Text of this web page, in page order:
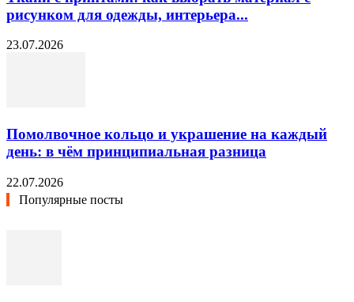
рисунком для одежды, интерьера...
23.07.2026
Помолвочное кольцо и украшение на каждый
день: в чём принципиальная разница
22.07.2026
Популярные посты